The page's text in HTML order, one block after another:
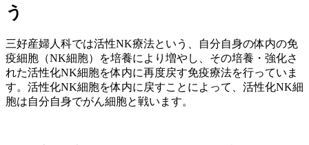
う
三好産婦人科では活性NK療法という、自分自身の体内の免
疫細胞（NK細胞）を培養により増やし、その培養・強化さ
れた活性化NK細胞を体内に再度戻す免疫療法を行っていま
す。活性化NK細胞を体内に戻すことによって、活性化NK細
胞は自分自身でがん細胞と戦います。